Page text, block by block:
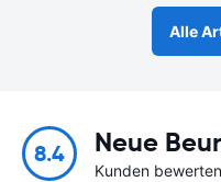
Alle
8.4 Neue
Kunden